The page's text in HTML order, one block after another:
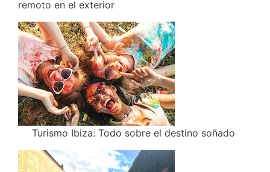
remoto en el exterior
Turismo Ibiza: Todo sobre el destino soñado